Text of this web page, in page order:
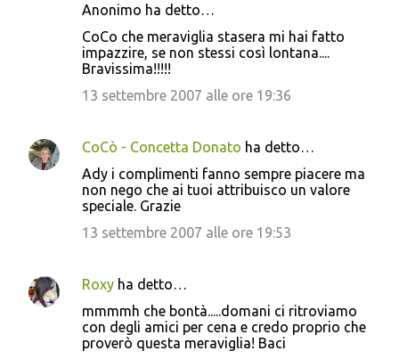
n
t
Anonimo ha detto…
CoCo che meraviglia stasera mi hai fatto
impazzire, se non stessi così lontana....
Bravissima!!!!!
13 settembre 2007 alle ore 19:36
CoCò - Concetta Donato ha detto…
Ady i complimenti fanno sempre piacere ma
non nego che ai tuoi attribuisco un valore
speciale. Grazie
13 settembre 2007 alle ore 19:53
Roxy ha detto…
mmmmh che bontà.....domani ci ritroviamo
con degli amici per cena e credo proprio che
proverò questa meraviglia! Baci